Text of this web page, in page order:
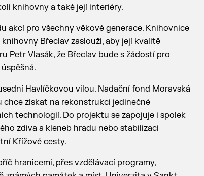
knihovny a také její interiéry.
akcí pro všechny věkové generace. Knihovnice
Břeclav zaslouží, aby její kvalitě
Petr Vlasák, že Břeclav bude s žádostí pro
Havlíčkovou vilou. Nadační fond Moravská
získat na rekonstrukci jedinečné
technologií. Do projektu se zapojuje i spolek
zdiva a kleneb hradu nebo stabilizaci
Křížové cesty.
hranicemi, přes vzdělávací programy,